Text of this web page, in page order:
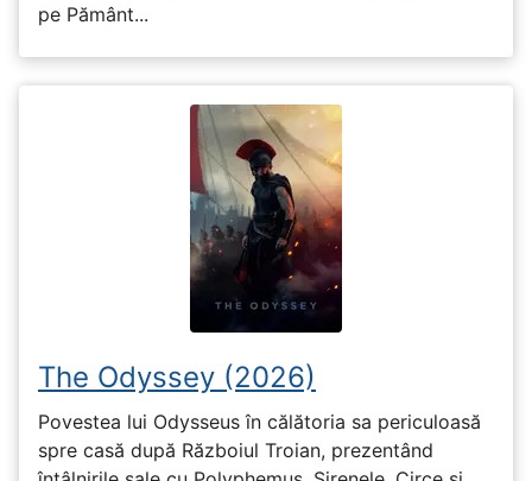
pe Pământ...
The Odyssey (2026)
Povestea lui Odysseus în călătoria sa periculoasă
spre casă după Războiul Troian, prezentând